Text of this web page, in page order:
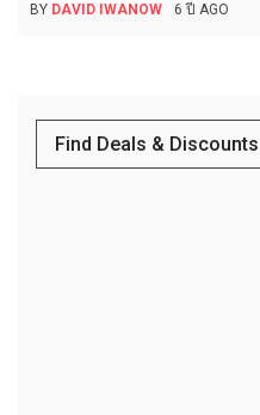
BY DAVID IWANOW 6 ปี AGO
Find Deals & Discounts